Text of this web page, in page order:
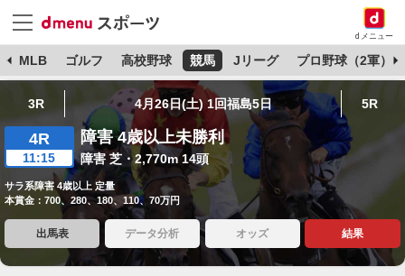
dメニュー
MLB ゴルフ 高校野球 競馬 Jリーグ プロ野球（2軍）
3R 4月26日(土) 1回福島5日 5R
4R
11:15
障害 4歳以上未勝利
障害 芝・2,770m 14頭
サラ系障害 4歳以上 定量
本賞金：700、280、180、110、70万円
出馬表 データ分析 オッズ 結果